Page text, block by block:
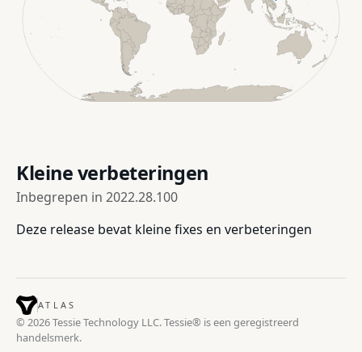
Kleine verbeteringen
Inbegrepen in 2022.28.100
Deze release bevat kleine fixes en verbeteringen
ATLAS
© 2026 Tessie Technology LLC. Tessie® is een geregistreerd
handelsmerk.